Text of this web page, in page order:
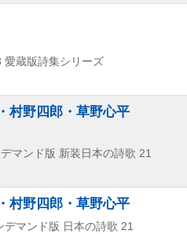
愛蔵版詩集シリーズ
村野四郎・草野心平
マンド版 新装日本の詩歌 21
村野四郎・草野心平
デマンド版 日本の詩歌 21